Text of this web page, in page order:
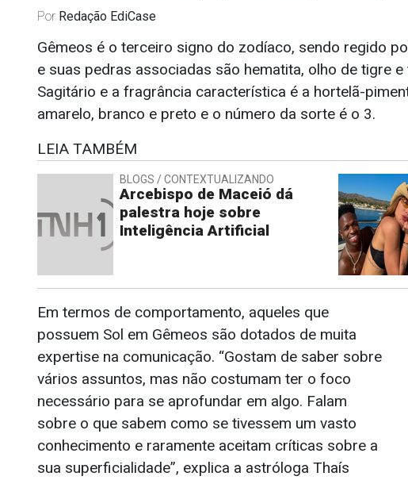
Por Redação EdiCase
Gêmeos é o terceiro signo do zodíaco, sendo regido
e suas pedras associadas são hematita, olho de tigre
Sagitário e a fragrância característica é a hortelã-
amarelo, branco e preto e o número da sorte é o 3.
LEIA TAMBÉM
BLOGS / CONTEXTUALIZANDO
Arcebispo de Maceió dá
palestra hoje sobre
Inteligência Artificial
Em termos de comportamento, aqueles que
possuem Sol em Gêmeos são dotados de muita
expertise na comunicação. “Gostam de saber sobre
vários assuntos, mas não costumam ter o foco
necessário para se aprofundar em algo. Falam
sobre o que sabem como se tivessem um vasto
conhecimento e raramente aceitam críticas sobre a
sua superficialidade”, explica a astróloga Thaís